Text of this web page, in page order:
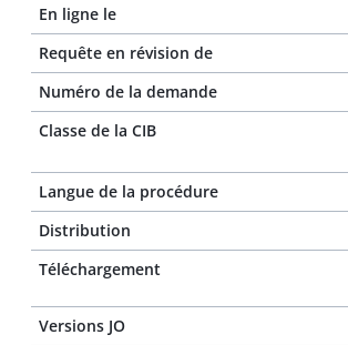
En ligne le
Requête en révision de
Numéro de la demande
Classe de la CIB
Langue de la procédure
Distribution
Téléchargement
Versions JO